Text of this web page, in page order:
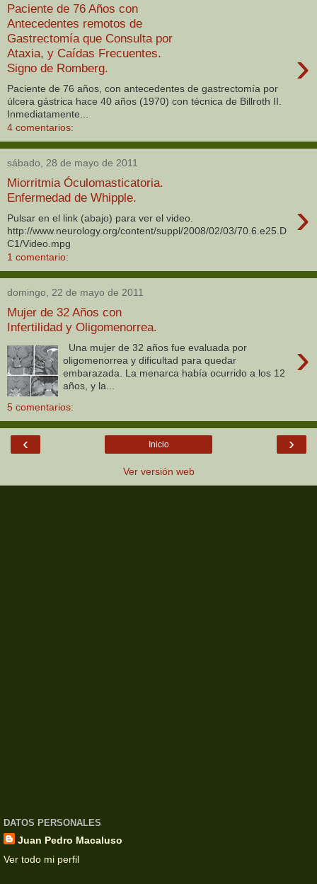
Paciente de 76 Años con
Antecedentes remotos de
Gastrectomía que Consulta por
Ataxia, y Caídas Frecuentes.
Signo de Romberg.
›
Paciente de 76 años, con antecedentes de gastrectomía por
úlcera gástrica hace 40 años (1970) con técnica de Billroth II.
Inmediatamente...
4 comentarios:
sábado, 28 de mayo de 2011
Miorritmia Óculomasticatoria.
Enfermedad de Whipple.
›
Pulsar en el link (abajo) para ver el video.
http://www.neurology.org/content/suppl/2008/02/03/70.6.e25.D
C1/Video.mpg
1 comentario:
domingo, 22 de mayo de 2011
Mujer de 32 Años con
Infertilidad y Oligomenorrea.
›
Una mujer de 32 años fue evaluada por
oligomenorrea y dificultad para quedar
embarazada. La menarca había ocurrido a los 12
años, y la...
5 comentarios:
‹ ›
Inicio
Ver versión web
DATOS PERSONALES
Juan Pedro Macaluso
Ver todo mi perfil